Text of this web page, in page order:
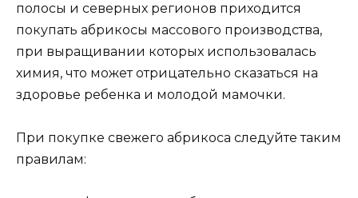
полосы и северных регионов приходится
покупать абрикосы массового производства,
при выращивании которых использовалась
химия, что может отрицательно сказаться на
здоровье ребенка и молодой мамочки.
При покупке свежего абрикоса следуйте таким
правилам: